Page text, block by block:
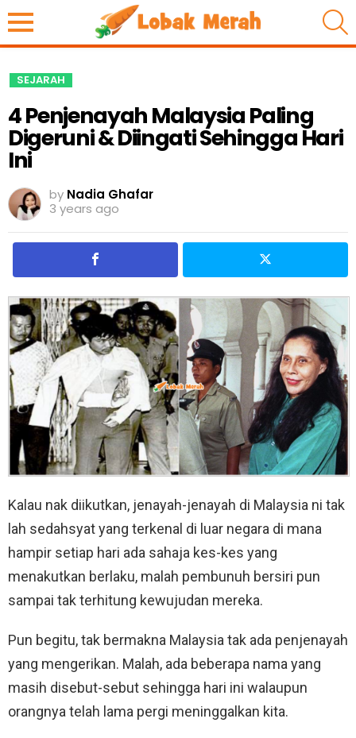
SEJARAH
4 Penjenayah Malaysia Paling
Digeruni & Diingati Sehingga Hari
Ini
by Nadia Ghafar
3 years ago
Kalau nak diikutkan, jenayah-jenayah di Malaysia ni tak
lah sedahsyat yang terkenal di luar negara di mana
hampir setiap hari ada sahaja kes-kes yang
menakutkan berlaku, malah pembunuh bersiri pun
sampai tak terhitung kewujudan mereka.
Pun begitu, tak bermakna Malaysia tak ada penjenayah
yang mengerikan. Malah, ada beberapa nama yang
masih disebut-sebut sehingga hari ini walaupun
orangnya telah lama pergi meninggalkan kita.